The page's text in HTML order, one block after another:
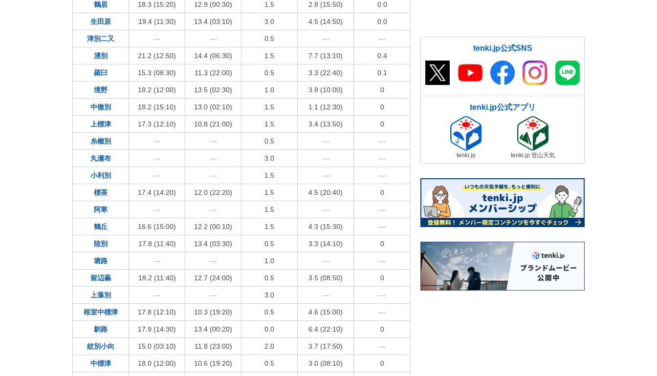
鶴居 18.3 (15:20) 12.9 (00:30) 1.5 2.8 (15:50) 0.0
生田原 19.4 (11:30) 13.4 (03:10) 3.0 4.5 (14:50) 0.0
津別二又 --- --- 0.5 --- ---
湧別 21.2 (12:50) 14.4 (06:30) 1.5 7.7 (13:10) 0.4
羅臼 15.3 (08:30) 11.3 (22:00) 0.5 3.3 (22:40) 0.1
境野 18.2 (12:00) 13.5 (02:30) 1.0 3.8 (10:00) 0
中徹別 18.2 (15:10) 13.0 (02:10) 1.5 1.1 (12:30) 0
上標津 17.3 (12:10) 10.8 (21:00) 1.5 3.4 (13:50) 0
糸櫛別 --- --- 0.5 --- ---
丸瀬布 --- --- 3.0 --- ---
小利別 --- --- 1.5 --- ---
標茶 17.4 (14:20) 12.0 (22:20) 1.5 4.5 (20:40) 0
阿寒 --- --- 1.5 --- ---
鶴丘 16.6 (15:00) 12.2 (00:10) 1.5 4.3 (15:30) ---
陸別 17.8 (11:40) 13.4 (03:30) 0.5 3.3 (14:10) 0
塘路 --- --- 1.0 --- ---
留辺蘂 18.2 (11:40) 12.7 (24:00) 0.5 3.5 (08:50) 0
上藻別 --- --- 3.0 --- ---
根室中標津 17.8 (12:10) 10.3 (19:20) 0.5 4.6 (15:00) ---
釧路 17.9 (14:30) 13.4 (00:20) 0.0 6.4 (22:10) 0
紋別小向 15.0 (03:10) 11.8 (23:00) 2.0 3.7 (17:50) ---
中標津 18.0 (12:00) 10.6 (19:20) 0.5 3.0 (08:10) 0
tenki.jp公式SNS
tenki.jp公式アプリ
tenki.jp tenki.jp 登山天気